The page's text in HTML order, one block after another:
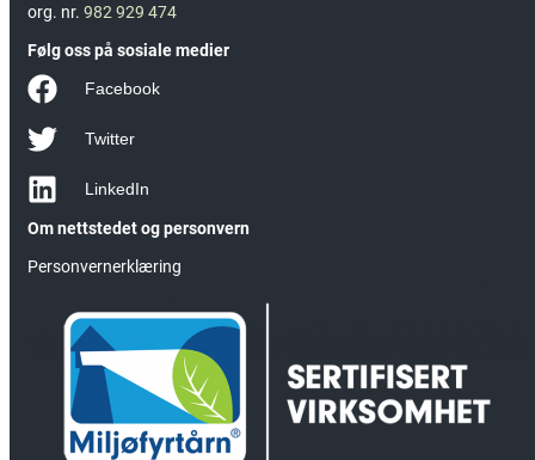
org. nr. 982 929 474
Følg oss på sosiale medier
Facebook
Twitter
LinkedIn
Om nettstedet og personvern
Personvernerklæring